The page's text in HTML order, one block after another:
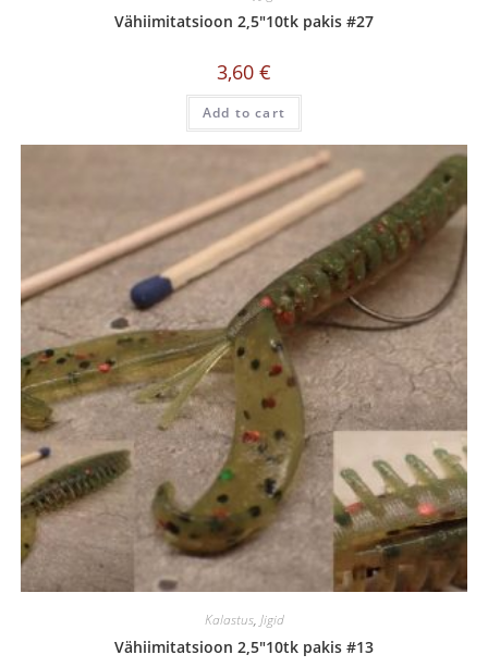
Vähiimitatsioon 2,5″10tk pakis #27
3,60 €
Add to cart
Kalastus, Jigid
Vähiimitatsioon 2,5″10tk pakis #13